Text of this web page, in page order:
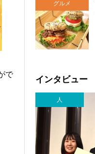
で
グルメ
インタビュー
人